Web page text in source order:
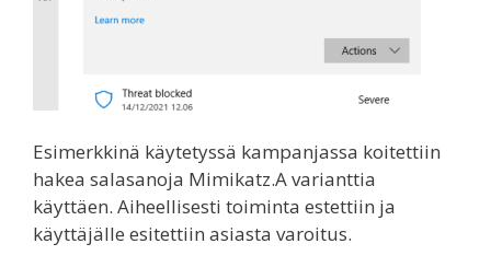
Esimerkkinä käytetyssä kampanjassa koitettiin
hakea salasanoja Mimikatz.A varianttia
käyttäen. Aiheellisesti toiminta estettiin ja
käyttäjälle esitettiin asiasta varoitus.